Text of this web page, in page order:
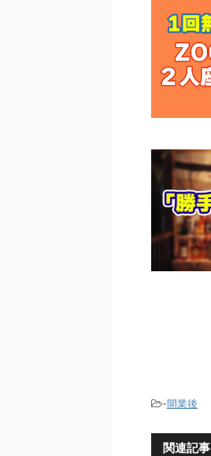
-開業後
関連記事